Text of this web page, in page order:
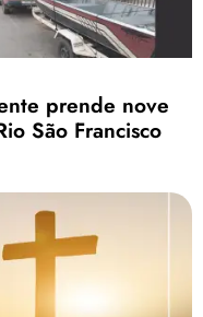
prende nove
São Francisco